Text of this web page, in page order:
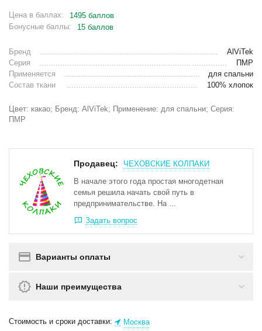
Цена в баллах:
1495 баллов
Бонусные баллы:
15 баллов
Бренд
AlViTek
Серия
ПМР
Применяется
для спальни
Состав ткани
100% хлопок
Цвет: какао; Бренд: AlViTek; Применение: для спальни; Серия:
ПМР
Продавец:
ЧЕХОВСКИЕ КОЛПАКИ
В начале этого года простая многодетная
семья решила начать свой путь в
предпринимательстве. На ...
Задать вопрос
Варианты оплаты
Наши преимущества
Стоимость и сроки доставки: Москва